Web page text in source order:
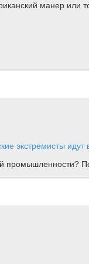
манер или
экстремисты идут
промышленности?